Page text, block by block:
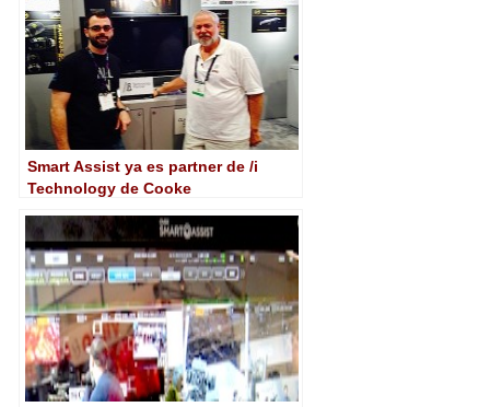
Smart Assist ya es partner de /i
Technology de Cooke